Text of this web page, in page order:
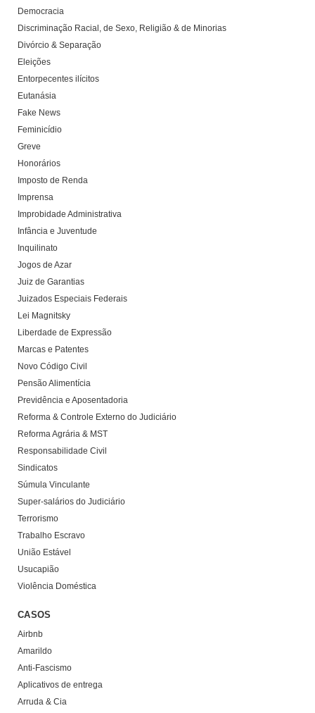
Democracia
Discriminação Racial, de Sexo, Religião & de Minorias
Divórcio & Separação
Eleições
Entorpecentes ilícitos
Eutanásia
Fake News
Feminicídio
Greve
Honorários
Imposto de Renda
Imprensa
Improbidade Administrativa
Infância e Juventude
Inquilinato
Jogos de Azar
Juiz de Garantias
Juizados Especiais Federais
Lei Magnitsky
Liberdade de Expressão
Marcas e Patentes
Novo Código Civil
Pensão Alimentícia
Previdência e Aposentadoria
Reforma & Controle Externo do Judiciário
Reforma Agrária & MST
Responsabilidade Civil
Sindicatos
Súmula Vinculante
Super-salários do Judiciário
Terrorismo
Trabalho Escravo
União Estável
Usucapião
Violência Doméstica
CASOS
Airbnb
Amarildo
Anti-Fascismo
Aplicativos de entrega
Arruda & Cia